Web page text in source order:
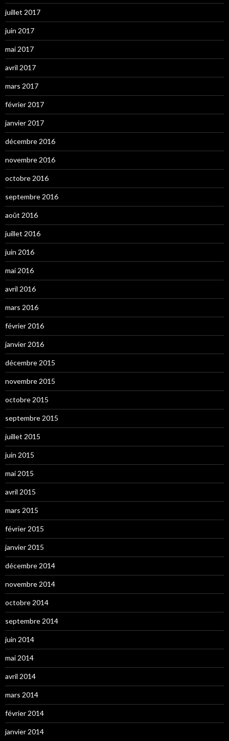
juillet 2017
juin 2017
mai 2017
avril 2017
mars 2017
février 2017
janvier 2017
décembre 2016
novembre 2016
octobre 2016
septembre 2016
août 2016
juillet 2016
juin 2016
mai 2016
avril 2016
mars 2016
février 2016
janvier 2016
décembre 2015
novembre 2015
octobre 2015
septembre 2015
juillet 2015
juin 2015
mai 2015
avril 2015
mars 2015
février 2015
janvier 2015
décembre 2014
novembre 2014
octobre 2014
septembre 2014
juin 2014
mai 2014
avril 2014
mars 2014
février 2014
janvier 2014